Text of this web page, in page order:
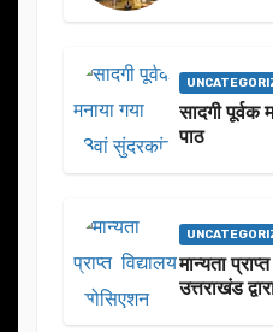
सादगी पूर्वक
पाठ
मान्यता
उत्तराखंड